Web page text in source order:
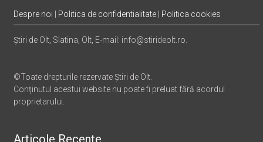
Despre noi Politica de confidentialitate Politica cookies
Știri de Olt, Slatina, Olt, E-mail: info@stirideolt.ro.
©Toate drepturile rezervate Știri de Olt.
Conținutul acestui website nu poate fi preluat fără acordul
proprietarului.
Articole Recente